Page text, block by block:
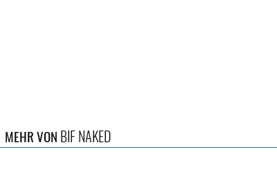
MEHR VON BIF NAKED